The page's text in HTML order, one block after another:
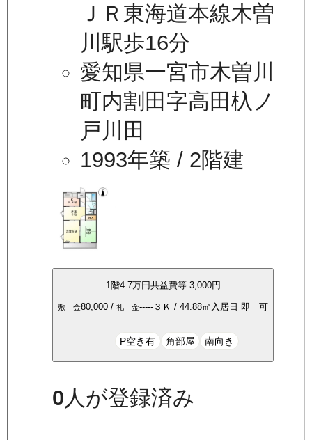
ＪＲ東海道本線木曽
川駅歩16分
愛知県一宮市木曽川
町内割田字高田杁ノ
戸川田
1993年築 / 2階建
1 階4.7万円共益費等 3,000円
敷 金80,000 /礼 金----- ３Ｋ /44.88㎡ 入居日 即 可
P空き有 角部屋 南向き
0 人が登録済み